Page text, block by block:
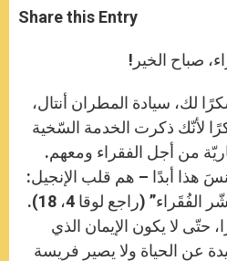
t
s
s
e
e
b
r
Share this Entry
صباح الخير!
لك، سيادة المطران أنتال،
لأنّك ذكرت الخدمة السّخية
من أجل الفقراء ومعهم.
هذا أبدًا – هم قلب الإنجيل:
في الواقع، جاء يسوع “ليبشّر الفُقَراء” (راجع لوقا 4، 18).
حتّى لا يكون الإيمان الذي
عن الحياة ولا يصير فريسة